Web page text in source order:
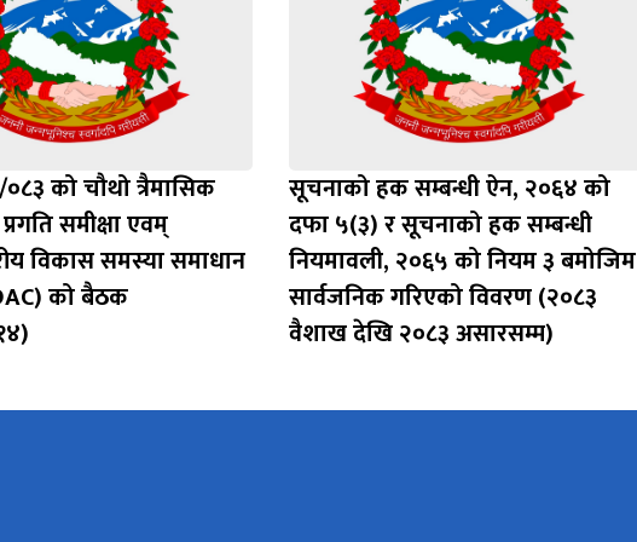
को चौथो त्रैमासिक
समीक्षा एवम्
विकास समस्या समाधान
को बैठक
सूचनाको हक सम्बन्धी ऐन, २०६४ को
दफा ५(३) र सूचनाको हक सम्बन्धी
नियमावली, २०६५ को नियम ३ बमोजिम
सार्वजनिक गरिएको विवरण (२०८३
वैशाख देखि २०८३ असारसम्म)